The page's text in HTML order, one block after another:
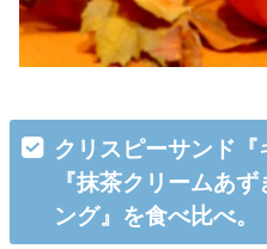
クリスピーサンド『
『抹茶クリームあ
ング』を食べ比べ。